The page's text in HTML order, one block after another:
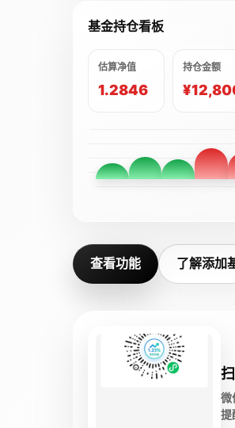
基金持仓看板
估算净值
1.2846
持仓金额
查看功能 了解添加
微
提